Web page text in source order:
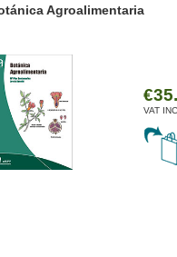
Agroalimentaria
VAT